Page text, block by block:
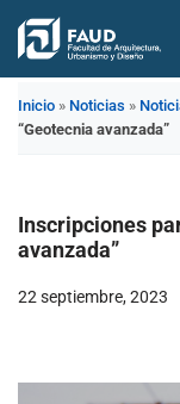
Saltar
contenido
Inicio » Noticias »
“Geotecnia avanzada”
Inscripciones
avanzada”
22 septiembre, 2023